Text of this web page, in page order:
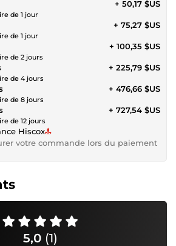
de 1 jour
+ 50,17 $US
de 1 jour
+ 75,27 $US
de 2 jours
+ 100,35 $US
de 4 jours
+ 225,79 $US
de 8 jours
+ 476,66 $US
de 12 jours
+ 727,54 $US
Hiscox
votre commande lors du paiement
5,0 (1)